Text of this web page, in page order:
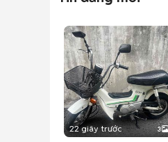
22 giây trước 3